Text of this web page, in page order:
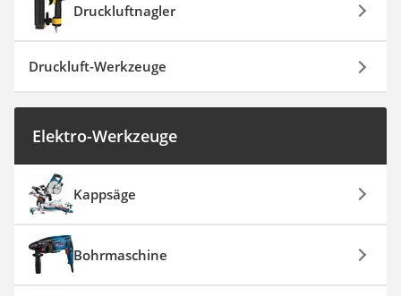
Druckluftnagler
Druckluft-Werkzeuge
Elektro-Werkzeuge
Kappsäge
Bohrmaschine